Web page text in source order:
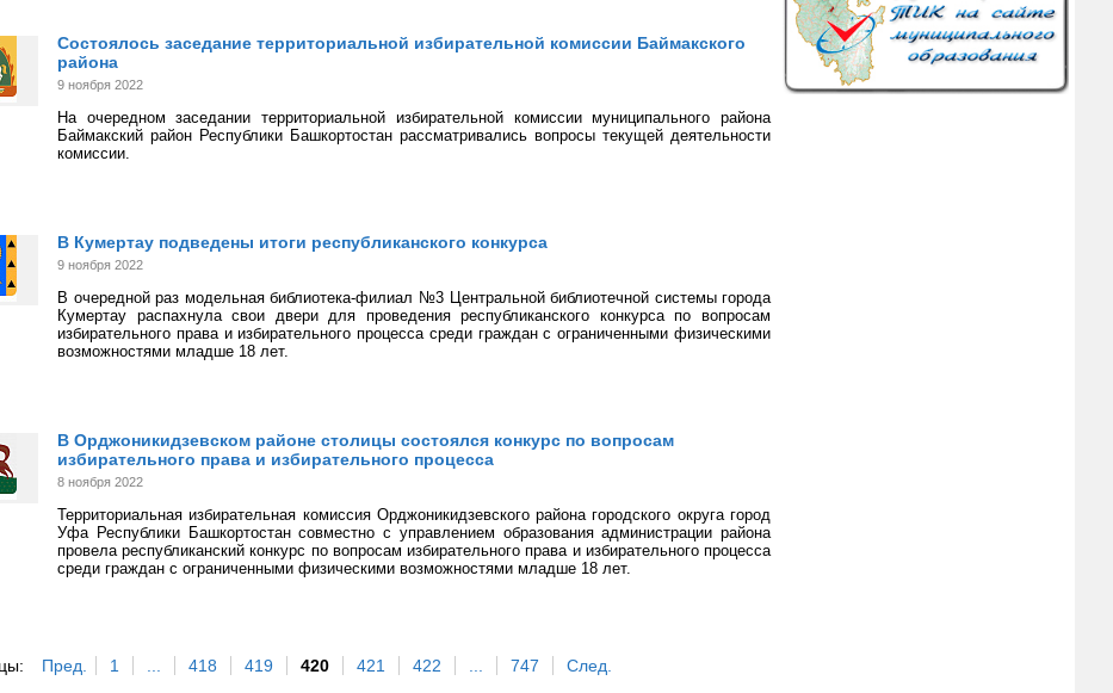
Состоялось заседание территориальной избирательной комиссии Баймакского
района
9 ноября 2022
На очередном заседании территориальной избирательной комиссии муниципального района
Баймакский район Республики Башкортостан рассматривались вопросы текущей деятельности
комиссии.
В Кумертау подведены итоги республиканского конкурса
9 ноября 2022
В очередной раз модельная библиотека-филиал №3 Центральной библиотечной системы города
Кумертау распахнула свои двери для проведения республиканского конкурса по вопросам
избирательного права и избирательного процесса среди граждан с ограниченными физическими
возможностями младше 18 лет.
В Орджоникидзевском районе столицы состоялся конкурс по вопросам
избирательного права и избирательного процесса
8 ноября 2022
Территориальная избирательная комиссия Орджоникидзевского района городского округа город
Уфа Республики Башкортостан совместно с управлением образования администрации района
провела республиканский конкурс по вопросам избирательного права и избирательного процесса
среди граждан с ограниченными физическими возможностями младше 18 лет.
Пред. 1 ... 418 419 420 421 422 ... 747 След.